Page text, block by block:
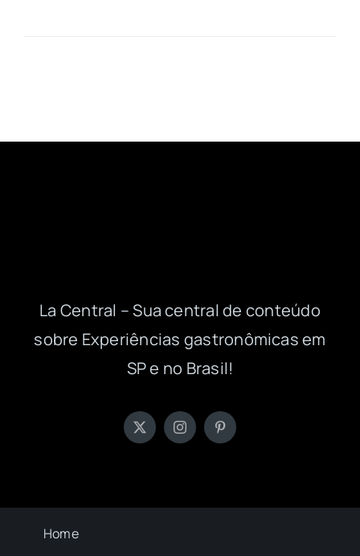
La Central – Sua central de conteúdo
sobre Experiências gastronômicas em
SP e no Brasil!
Home